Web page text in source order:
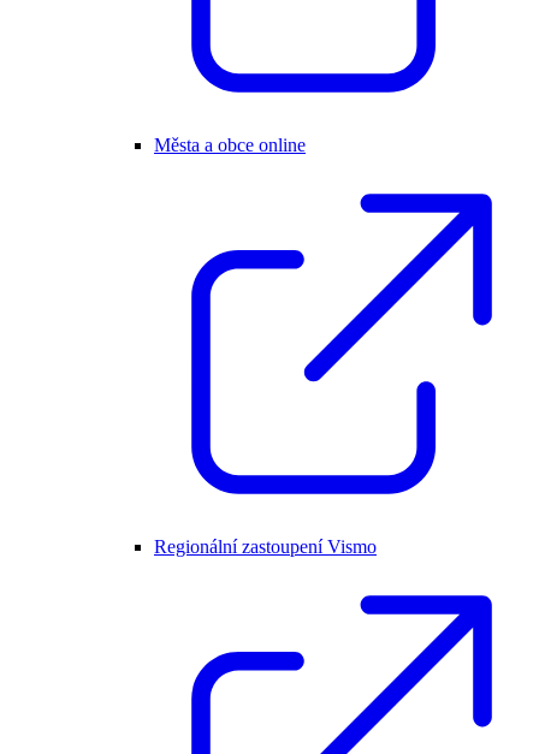
Města a obce online
Regionální zastoupení Vismo